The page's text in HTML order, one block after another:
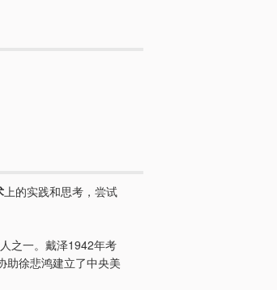
上的实践和思考，尝试
之一。戴泽1942年考
助徐悲鸿建立了中央美